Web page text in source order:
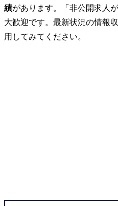
績があります。「非公開求人
大歓迎です。最新状況の情報
用してみてください。